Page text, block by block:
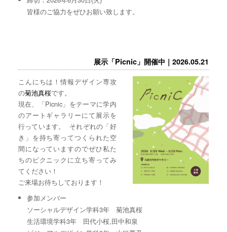
皆様のご協力をぜひお願い致します。
展示「Picnic」開催中｜2026.05.21
こんにちは！情報デザイン専攻
の菊池真桜です。
現在、「Picnic」をテーマに学内
のアートギャラリーにて展示を
行っています。 それぞれの「好
き」を持ち寄ってつくられた空
間になっていますのでぜひ私た
ちのピクニックに立ち寄ってみ
てください！
ご来場お待ちしております！
参加メンバー
ソーシャルデザイン学科3年 菊池真桜
生活環境学科3年 田代小桜,田中和泉